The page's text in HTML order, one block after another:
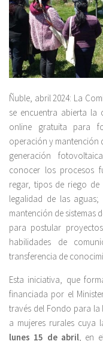
Ñuble, abril 2024: La
se encuentra abierta la
online gratuita para
operación y mantención
generación
conocer los procesos
regar, tipos de riego
legalidad de las
mantención de sistemas
para postular
habilidades de
transferencia de
Esta iniciativa, que
financiada por el
través del Fondo para
a mujeres rurales cuya
lunes 15 de abril, en